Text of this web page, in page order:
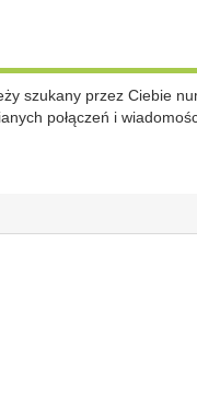
szukany przez Ciebie
połączeń i